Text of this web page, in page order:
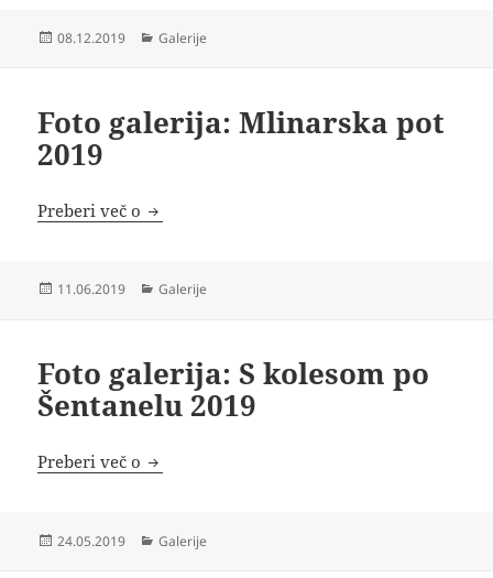
Objavljeno
08.12.2019 Kategorije
Galerije
Foto galerija: Mlinarska pot
2019
Preberi več o Foto galerija: Mlinarska pot 2019
Objavljeno
11.06.2019 Kategorije
Galerije
Foto galerija: S kolesom po
Šentanelu 2019
Preberi več o Foto galerija: S kolesom po Šentanelu 2019
Objavljeno
24.05.2019 Kategorije
Galerije